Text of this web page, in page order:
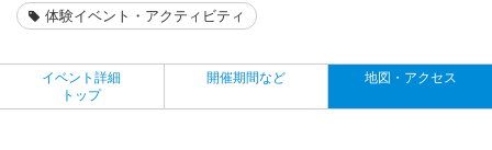
体験イベント・アクティビティ
イベント詳細
トップ
開催期間など 地図・アクセス